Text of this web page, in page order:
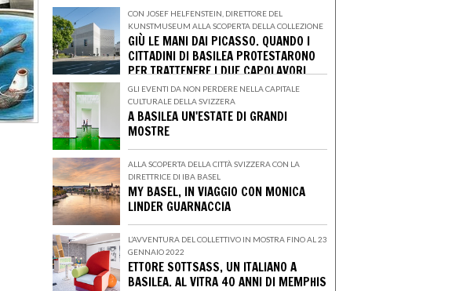
CON JOSEF HELFENSTEIN, DIRETTORE DEL
KUNSTMUSEUM ALLA SCOPERTA DELLA COLLEZIONE
GIÙ LE MANI DAI PICASSO. QUANDO I
CITTADINI DI BASILEA PROTESTARONO
PER TRATTENERE I DUE CAPOLAVORI
GLI EVENTI DA NON PERDERE NELLA CAPITALE
CULTURALE DELLA SVIZZERA
A BASILEA UN'ESTATE DI GRANDI
MOSTRE
ALLA SCOPERTA DELLA CITTÀ SVIZZERA CON LA
DIRETTRICE DI IBA BASEL
MY BASEL, IN VIAGGIO CON MONICA
LINDER GUARNACCIA
L’AVVENTURA DEL COLLETTIVO IN MOSTRA FINO AL 23
GENNAIO 2022
ETTORE SOTTSASS, UN ITALIANO A
BASILEA. AL VITRA 40 ANNI DI MEMPHIS